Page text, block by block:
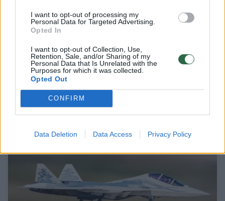
I want to opt-out of processing my
Personal Data for Targeted Advertising.
Opted In
I want to opt-out of Collection, Use,
Retention, Sale, and/or Sharing of my
Personal Data that Is Unrelated with the
Purposes for which it was collected.
Opted Out
CONFIRM
Data Deletion Data Access Privacy Policy
Pakistanas Saudo Arabijoje dislokavo
naikintuvus ir 8 tūkst. karių
Pasaulis